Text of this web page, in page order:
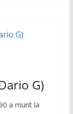
G)
a murit la